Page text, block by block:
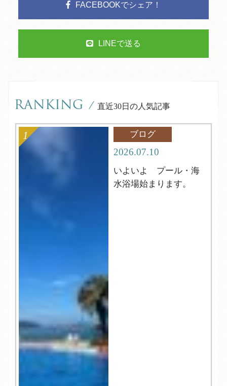
FACEBOOKでシェア！
LINEで送る
RANKING / 直近30日の人気記事
ブログ
2026.07.10
いよいよ プール・海
水浴場始まります。